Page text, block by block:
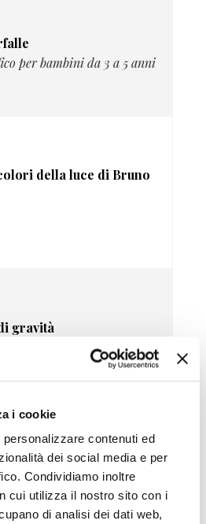
i cookie
contenuti ed
dei social media e per
Condividiamo inoltre
cui utilizza il nostro sito con i
di analisi dei dati web,
per bambini da 3 a 5 anni
della luce di Bruno
gravità
per ragazzi da 6 a 12 anni
gravità
per ragazzi da 6 a 12 anni